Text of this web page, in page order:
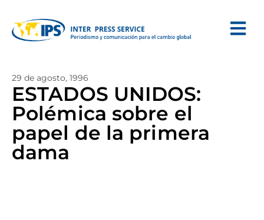
29 de agosto, 1996
ESTADOS UNIDOS:
Polémica sobre el
papel de la primera
dama